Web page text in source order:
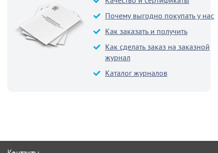
Почему выгодно покупать у нас
Как заказать и получить
Как сделать заказ на заказной
журнал
Каталог журналов